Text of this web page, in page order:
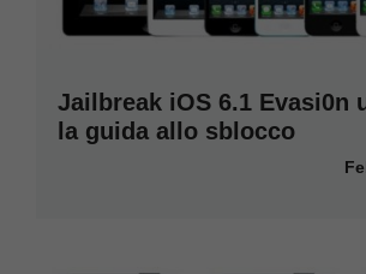
Jailbreak iOS 6.1 Evasi0n
la guida allo sblocco